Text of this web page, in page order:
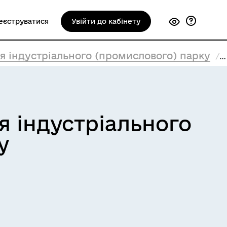
Увійти до кабінету
індустріального (промислового) парку
індустріального